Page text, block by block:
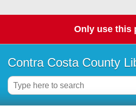
Only use this
Contra Costa County